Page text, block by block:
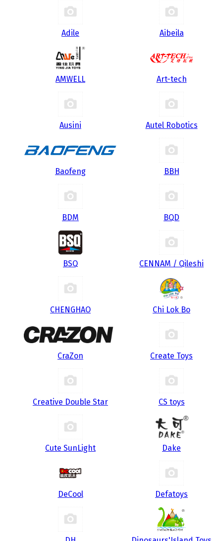
Adile Aibeila
AMWELL Art-tech
Ausini Autel Robotics
Baofeng BBH
BDM BQD
BSQ CENNAM / Qileshi
CHENGHAO Chi Lok Bo
CraZon Create Toys
Creative Double Star CS toys
Cute SunLight Dake
DeCool Defatoys